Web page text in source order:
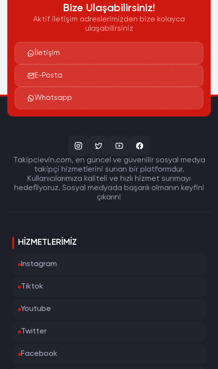
Bize Ulaşabilirsiniz!
Aktif iletişim adreslerimizden bize kolayca
ulaşabilirsiniz
İletişim
E-Posta
Whatsapp
Takipcievin.com, en güncel ve güvenilir sosyal medya
takipçi hizmetlerini sunan bir platformdur.
Kullanıcılarımıza kaliteli ve hızlı hizmet sunmayı
hedefliyoruz. Sosyal medyada başarılı olmanın keyfini
çıkarın!
HIZMETLERIMIZ
Instagram
Tiktok
Youtube
Twitter
Facebook